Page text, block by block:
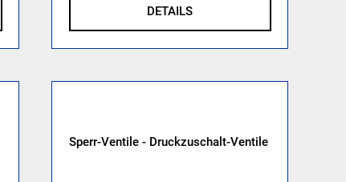
DETAILS
Sperr-Ventile - Druckzuschalt-Ventile